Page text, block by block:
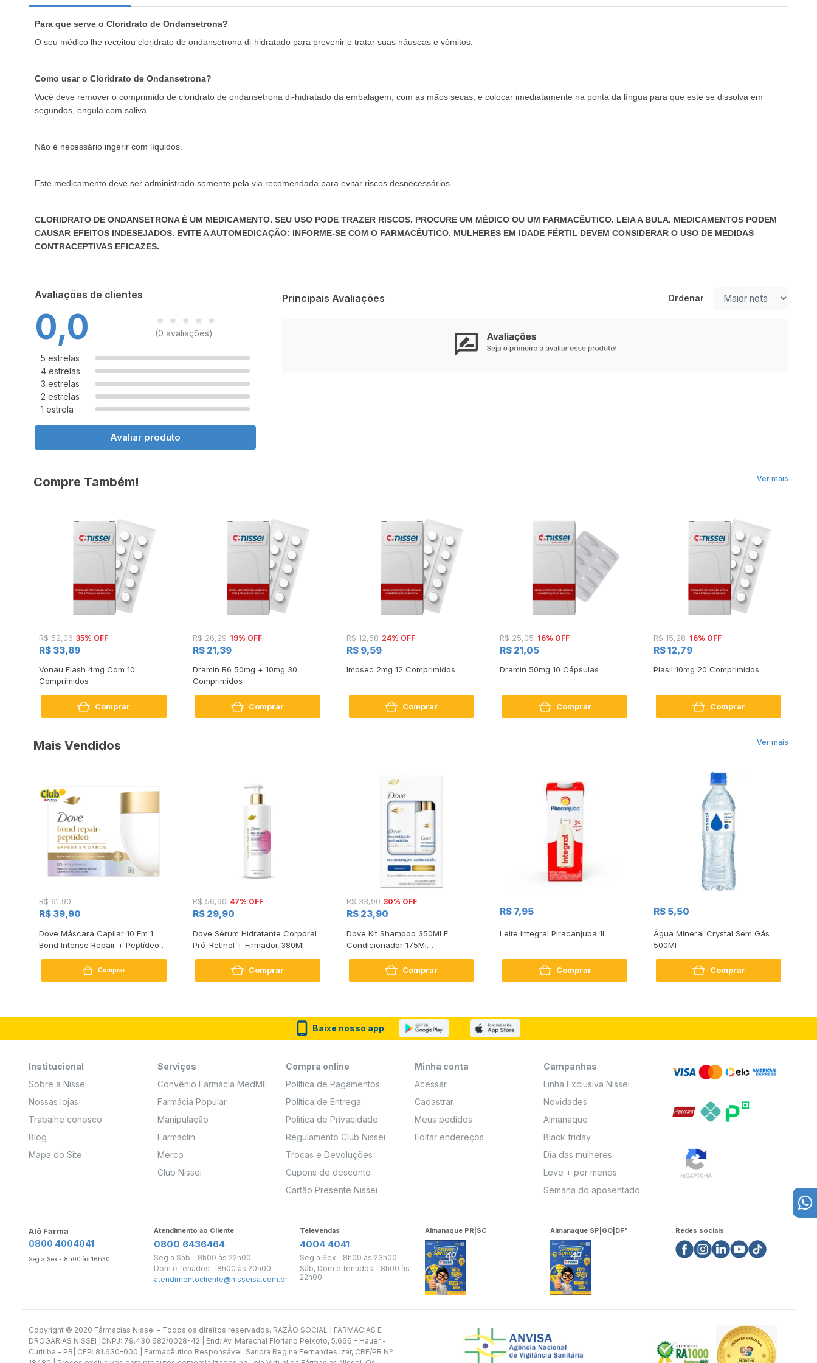
Para que serve o Cloridrato de Ondansetrona?
O seu médico lhe receitou cloridrato de ondansetrona di-hidratado para prevenir e tratar suas náuseas e vômitos.
Como usar o Cloridrato de Ondansetrona?
Você deve remover o comprimido de cloridrato de ondansetrona di-hidratado da embalagem, com as mãos secas, e colocar imediatamente na ponta da língua para que este se dissolva em
segundos, engula com saliva.
Não é necessário ingerir com líquidos.
Este medicamento deve ser administrado somente pela via recomendada para evitar riscos desnecessários.
CLORIDRATO DE ONDANSETRONA É UM MEDICAMENTO. SEU USO PODE TRAZER RISCOS. PROCURE UM MÉDICO OU UM FARMACÊUTICO. LEIA A BULA. MEDICAMENTOS PODEM
CAUSAR EFEITOS INDESEJADOS. EVITE A AUTOMEDICAÇÃO: INFORME-SE COM O FARMACÊUTICO. MULHERES EM IDADE FÉRTIL DEVEM CONSIDERAR O USO DE MEDIDAS
CONTRACEPTIVAS EFICAZES.
Avaliações de clientes
0,0 (0 avaliações)
5 estrelas
4 estrelas
3 estrelas
2 estrelas
1 estrela
Avaliar produto
Principais Avaliações Ordenar
Ver mais
Compre Também!
R$ 52,06 35% OFF
R$ 33,89
Vonau Flash 4mg Com 10
Comprimidos
Comprar
R$ 26,29 19% OFF
R$ 21,39
Dramin B6 50mg + 10mg 30
Comprimidos
Comprar
R$ 12,58 24% OFF
R$ 9,59
Imosec 2mg 12 Comprimidos
Comprar
R$ 25,05 16% OFF
R$ 21,05
Dramin 50mg 10 Cápsulas
Comprar
R$ 15,28 16% OFF
R$ 12,79
Plasil 10mg 20 Comprimidos
Comprar
Ver mais
Mais Vendidos
R$ 61,90
R$ 39,90
Dove Máscara Capilar 10 Em 1
Bond Intense Repair + Peptídeo
Comprar
R$ 56,90 47% OFF
R$ 29,90
Dove Sérum Hidratante Corporal
Pró-Retinol + Firmador 380Ml
Comprar
R$ 33,90 30% OFF
R$ 23,90
Dove Kit Shampoo 350Ml E
Condicionador 175Ml
Comprar
R$ 7,95
Leite Integral Piracanjuba 1L
Comprar
R$ 5,50
Água Mineral Crystal Sem Gás
500Ml
Comprar
Baixe nosso app
Institucional
Sobre a Nissei
Nossas lojas
Trabalhe conosco
Blog
Mapa do Site
Serviços
Convênio Farmácia MedME
Farmácia Popular
Manipulação
Farmaclin
Merco
Club Nissei
Compra online
Política de Pagamentos
Política de Entrega
Política de Privacidade
Regulamento Club Nissei
Trocas e Devoluções
Cupons de desconto
Cartão Presente Nissei
Minha conta
Acessar
Cadastrar
Meus pedidos
Editar endereços
Campanhas
Linha Exclusiva Nissei
Novidades
Almanaque
Black friday
Dia das mulheres
Leve + por menos
Semana do aposentado
Alô Farma
0800 4004041
Seg a Sex - 8h00 às 16h30
Atendimento ao Cliente
0800 6436464
Seg a Sáb - 8h00 às 22h00
Dom e feriados - 8h00 às 20h00
atendimentocliente@nisseisa.com.br
Televendas
4004 4041
Seg a Sex - 8h00 às 23h00
Sáb, Dom e feriados - 8h00 às
22h00
Almanaque PR|SC Almanaque SP|GO|DF" Redes sociais
Copyright ©️ 2020 Fármacias Nissei - Todos os direitos reservados. RAZÃO SOCIAL | FÁRMACIAS E
DROGARIAS NISSEI |CNPJ: 79.430.682/0028-42 | End: Av. Marechal Floriano Peixoto, 5.666 - Hauer -
Curitiba - PR| CEP: 81.630-000 | Farmacêutico Responsável: Sandra Regina Fernandes Izar, CRF/PR Nº